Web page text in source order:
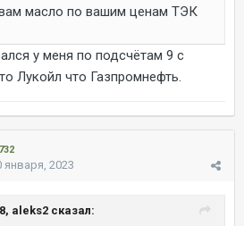
масло по вашим ценам ТЭК
у меня по подсчётам 9 с
Лукойл что Газпромнефть.
января, 2023
aleks2 сказал: